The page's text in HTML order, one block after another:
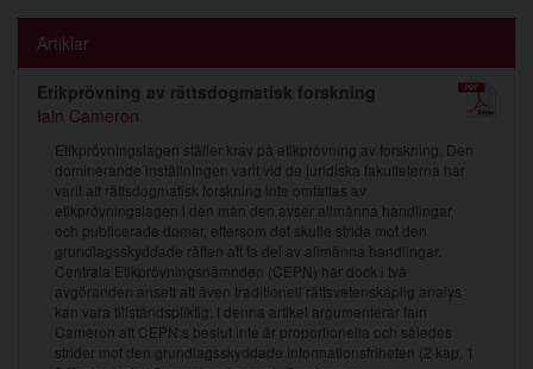
Artiklar
Etikprövning av rättsdogmatisk forskning
Iain Cameron
Etikprövningslagen ställer krav på etikprövning av forskning. Den
dominerande inställningen varit vid de juridiska fakulteterna har
varit att rättsdogmatisk forskning inte omfattas av
etikprövningslagen i den mån den avser allmänna handlingar
och publicerade domar, eftersom det skulle strida mot den
grundlagsskyddade rätten att ta del av allmänna handlingar.
Centrala Etikprövningsnämnden (CEPN) har dock i två
avgöranden ansett att även traditionell rättsvetenskaplig analys
kan vara tillståndspliktig. I denna artikel argumenterar Iain
Cameron att CEPN:s beslut inte är proportionella och således
strider mot den grundlagsskyddade informationsfriheten (2 kap. 1